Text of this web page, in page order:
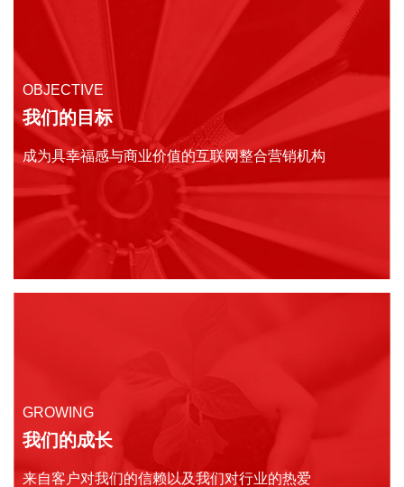
OBJECTIVE
我们的目标
成为具幸福感与商业价值的互联网整合营销机构
GROWING
我们的成长
来自客户对我们的信赖以及我们对行业的热爱